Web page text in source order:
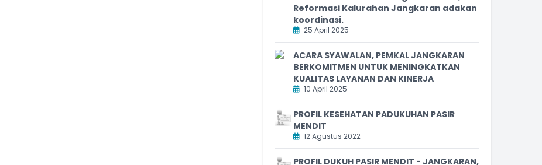
Reformasi Kalurahan Jangkaran adakan
koordinasi.
25 April 2025
ACARA SYAWALAN, PEMKAL JANGKARAN
BERKOMITMEN UNTUK MENINGKATKAN
KUALITAS LAYANAN DAN KINERJA
10 April 2025
PROFIL KESEHATAN PADUKUHAN PASIR
MENDIT
12 Agustus 2022
PROFIL DUKUH PASIR MENDIT - JANGKARAN,